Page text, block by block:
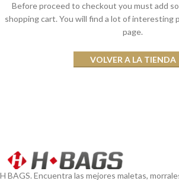
Before proceed to checkout you must add
shopping cart. You will find a lot of interesting
page.
VOLVER A LA TIENDA
H BAGS. Encuentra las mejores maletas,